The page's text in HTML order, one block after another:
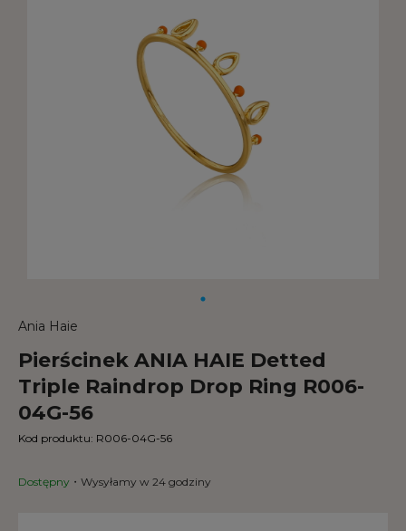
Ania Haie
Pierścinek ANIA HAIE Detted
Triple Raindrop Drop Ring R006-
04G-56
Kod produktu: R006-04G-56
Dostępny Wysyłamy w 24 godziny